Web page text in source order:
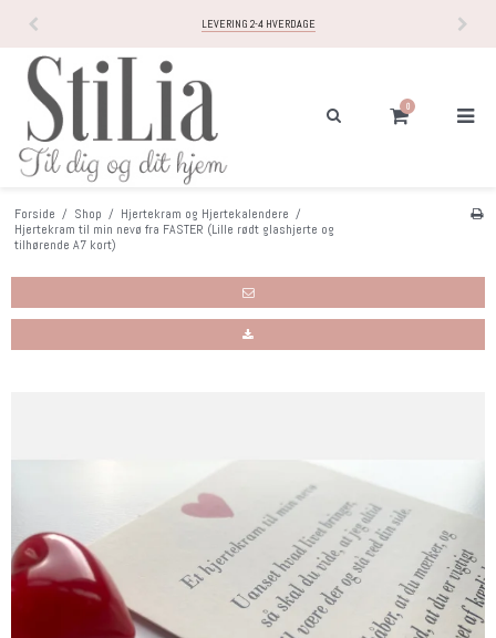
LEVERING 2-4 HVERDAGE
0
Forside / Shop / Hjertekram og Hjertekalendere /
Hjertekram til min nevø fra FASTER (Lille rødt glashjerte og
tilhørende A7 kort)